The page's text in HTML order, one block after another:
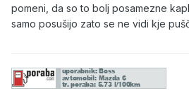
pomeni, da so to bolj posamezne
samo posušijo zato se ne vidi kje